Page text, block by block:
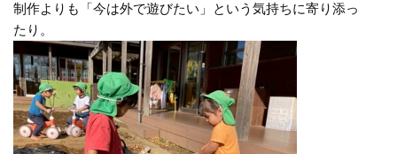
制作よりも「今は外で遊びたい」という気持ちに寄り添っ
たり。